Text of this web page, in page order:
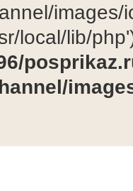
images/
local/lib/